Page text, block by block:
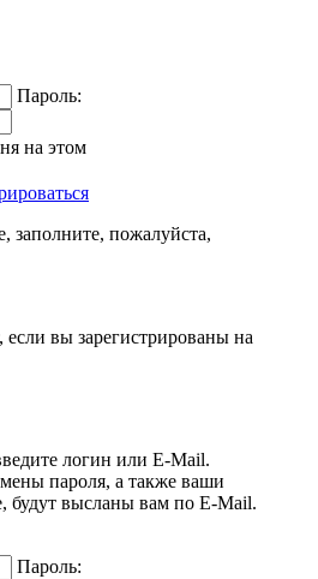
Пароль:
на этом
заполните, пожалуйста,
вы зарегистрированы на
логин или E-Mail.
пароля, а также ваши
будут высланы вам по E-Mail.
Пароль: